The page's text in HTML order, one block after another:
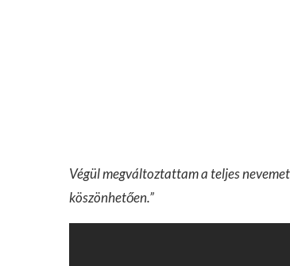
Végül megváltoztattam a teljes
köszönhetően.”